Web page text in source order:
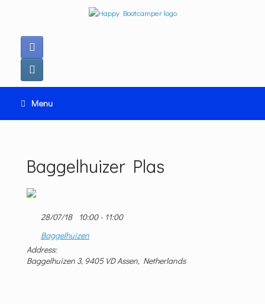
inhoud
Menu
Baggelhuizer Plas
28/07/18
10:00 - 11:00
Baggelhuizen
Address:
Baggelhuizen 3, 9405 VD Assen, Netherlands